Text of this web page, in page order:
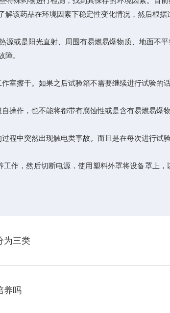
该药品在环境因素下稳定性变化情况，然后根
是阳光直射、周围有易燃易爆物质、地面不
。
擦干。如果之后试验箱不需要继续进行试验的
作，也不能将都带有腐蚀性或是含有易燃易爆物
中突然出现触电类事故。而且是在每次进行试
，然后切断电源，使用塑料外罩将设备罩上
为三类
养吗